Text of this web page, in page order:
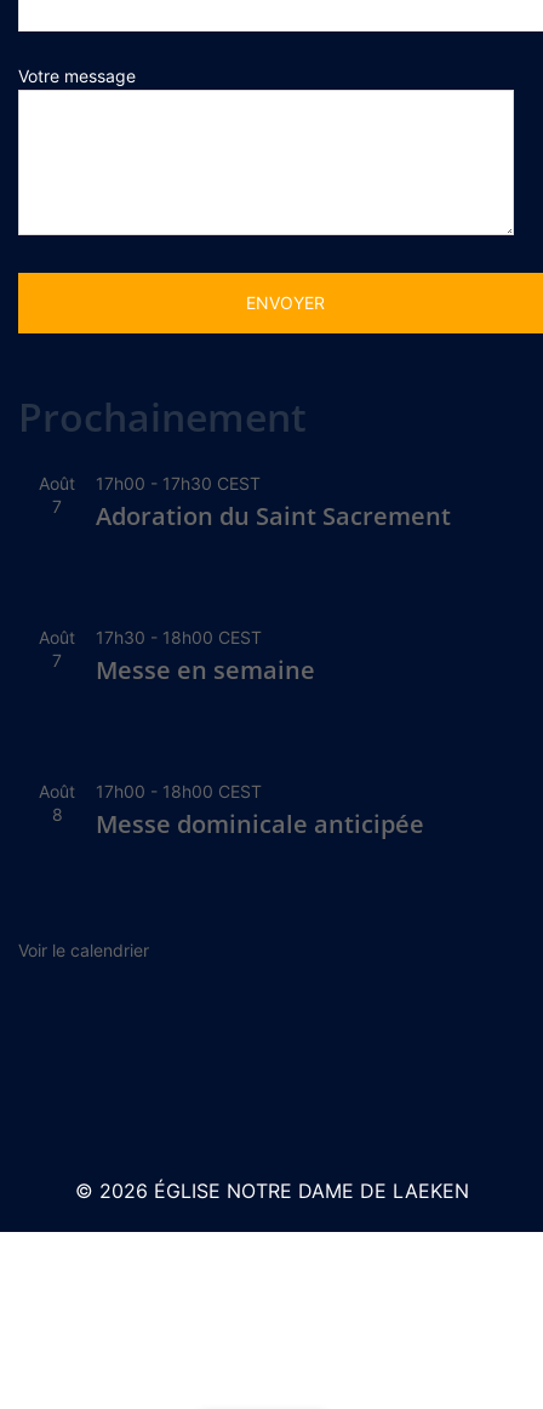
Votre message
Prochainement
Août
7
17h00 - 17h30 CEST
Adoration du Saint Sacrement
Août
7
17h30 - 18h00 CEST
Messe en semaine
Août
8
17h00 - 18h00 CEST
Messe dominicale anticipée
Voir le calendrier
© 2026 ÉGLISE NOTRE DAME DE LAEKEN